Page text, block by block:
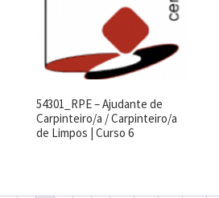
54301_RPE – Ajudante de
Carpinteiro/a / Carpinteiro/a
de Limpos | Curso 6